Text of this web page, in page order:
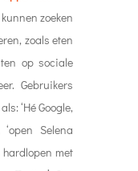
zoeken
zoals eten
op sociale
Gebruikers
‘Hé Google,
Selena
hardlopen met